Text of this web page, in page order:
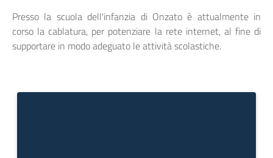
Presso la scuola dell'infanzia di Onzato è attualmente in
corso la cablatura, per potenziare la rete internet, al fine di
supportare in modo adeguato le attività scolastiche.